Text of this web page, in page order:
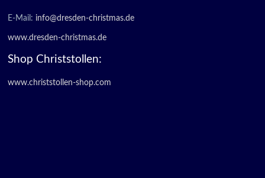
E-Mail: info@dresden-christmas.de
www.dresden-christmas.de
Shop Christstollen:
www.christstollen-shop.com